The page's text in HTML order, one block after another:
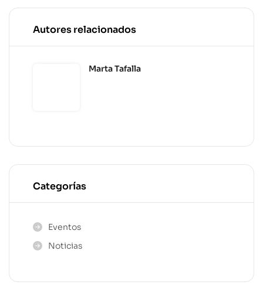
Autores relacionados
Marta Tafalla
Categorías
Eventos
Noticias